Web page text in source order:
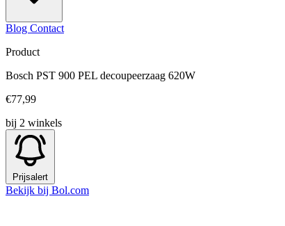
Blog Contact
Product
Bosch PST 900 PEL decoupeerzaag 620W
€77,99
bij 2 winkels
Prijsalert
Bekijk bij Bol.com